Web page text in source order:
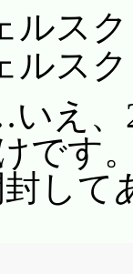
ルス
ルス
え、
です
して